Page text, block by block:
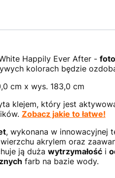
Happily Ever After -
kolorach będzie
cm x wys. 183,0 cm
klejem, który jest
Zobacz jakie to łatwe!
, wykonana w innowacyjnej
akrylem oraz
ją duża wytrzymałośći
farb na bazie wody.